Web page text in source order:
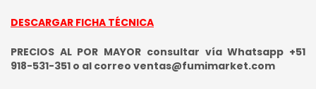
DESCARGAR FICHA TÉCNICA
PRECIOS AL POR MAYOR consultar vía Whatsapp +51
918-531-351 o al correo ventas@fumimarket.com